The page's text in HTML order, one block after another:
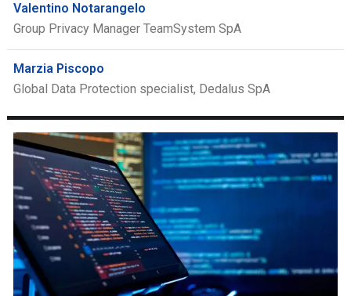
Valentino Notarangelo
Group Privacy Manager TeamSystem SpA
Marzia Piscopo
Global Data Protection specialist, Dedalus SpA